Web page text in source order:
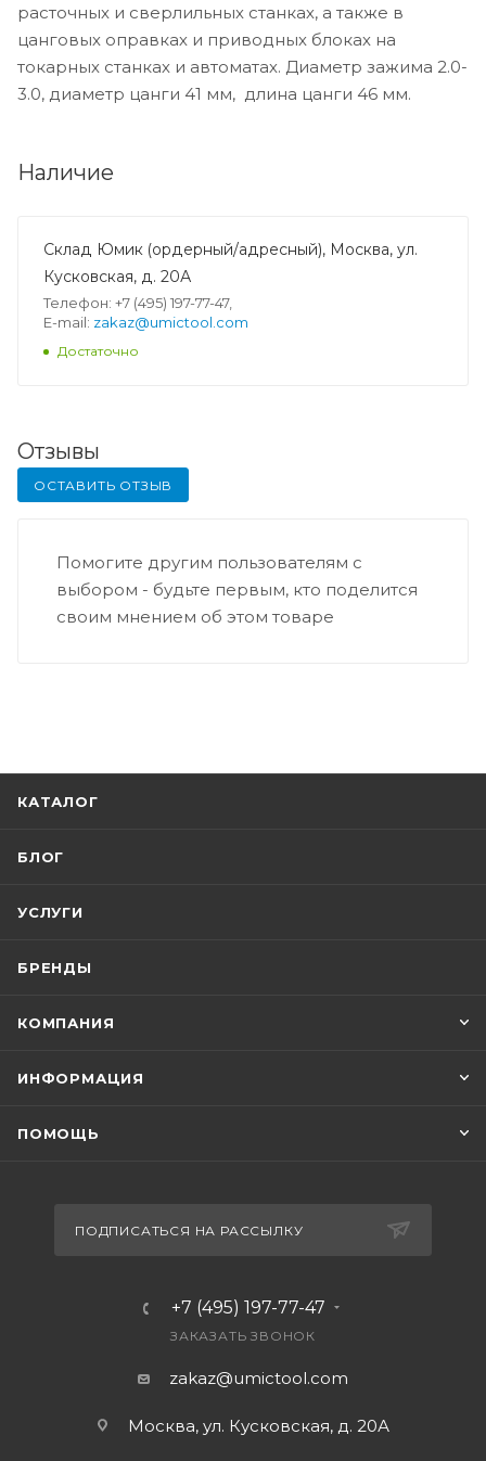
расточных и сверлильных станках, а также в
цанговых оправках и приводных блоках на
токарных станках и автоматах. Диаметр зажима 2.0-
3.0, диаметр цанги 41 мм, длина цанги 46 мм.
Наличие
Склад Юмик (ордерный/адресный), Москва, ул.
Кусковская, д. 20А
Телефон: +7 (495) 197-77-47,
E-mail: zakaz@umictool.com
Достаточно
Отзывы
ОСТАВИТЬ ОТЗЫВ
Помогите другим пользователям с
выбором - будьте первым, кто поделится
своим мнением об этом товаре
КАТАЛОГ
БЛОГ
УСЛУГИ
БРЕНДЫ
КОМПАНИЯ
ИНФОРМАЦИЯ
ПОМОЩЬ
ПОДПИСАТЬСЯ НА РАССЫЛКУ
+7 (495) 197-77-47
ЗАКАЗАТЬ ЗВОНОК
zakaz@umictool.com
Москва, ул. Кусковская, д. 20А